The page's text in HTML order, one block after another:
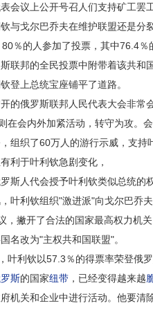
会议上公开号召人们支持矿工罢
戈尔巴乔夫在维护联盟还是分裂
％的人参加了投票，其中76.4％
联邦的全民投票中附带着该共
登上总统宝座铺平了道路。
俄罗斯联邦人民代表大会非常会
在会内外加紧活动，转守为攻。
组织了60万人的游行示威，支
利于叶利钦急剧变化，
人代会授予叶利钦类似总统的权
利钦组织"激进派"向戈尔巴乔夫
，撇开了合法的国家最高权力机
名改为"主权共和国联盟"。
利钦以57.3％的得票率荣登俄罗
斯的国家纽带 ，已经变得越来越
机关和企业中进行活动。他要清